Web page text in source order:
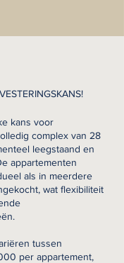
kans voor
complex van 28
leegstaand en
appartementen
als in meerdere
wat flexibiliteit
tussen
per appartement,